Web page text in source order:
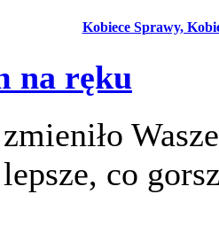
Kobiece Sprawy,
na ręku
co